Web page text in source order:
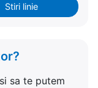
Stiri linie
sa te putem